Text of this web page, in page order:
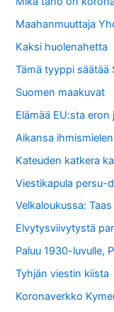
Maahanmuuttaja
Kaksi huolenahetta
Tämä tyyppi säätää
Suomen maakuvat
Elämää EU:sta eron
Aikansa
Kateuden katkera
Viestikapula persu-
Velkaloukussa:
Elvytysviivytystä
Paluu 1930-luvulle,
Tyhjän viestin kiista
Koronaverkko